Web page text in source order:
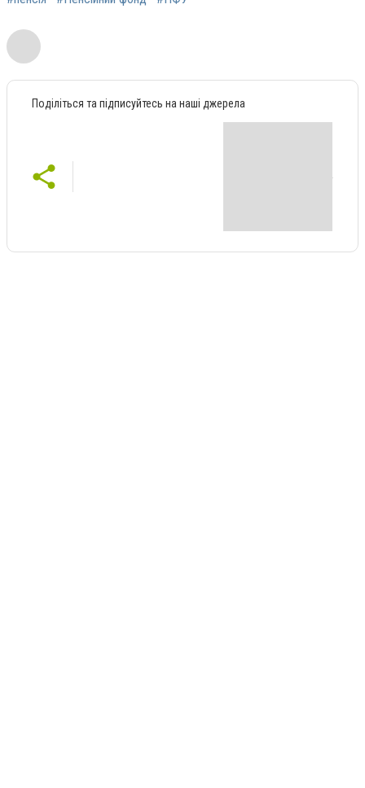
Поділіться та підписуйтесь на наші джерела